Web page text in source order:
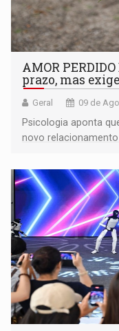
AMOR
prazo, mas
Geral 09 de
Psicologia aponta
novo